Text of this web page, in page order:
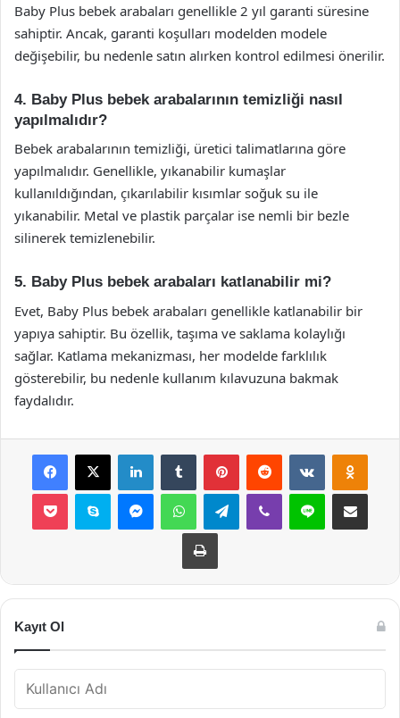
Baby Plus bebek arabaları genellikle 2 yıl garanti süresine
sahiptir. Ancak, garanti koşulları modelden modele
değişebilir, bu nedenle satın alırken kontrol edilmesi önerilir.
4. Baby Plus bebek arabalarının temizliği nasıl
yapılmalıdır?
Bebek arabalarının temizliği, üretici talimatlarına göre
yapılmalıdır. Genellikle, yıkanabilir kumaşlar
kullanıldığından, çıkarılabilir kısımlar soğuk su ile
yıkanabilir. Metal ve plastik parçalar ise nemli bir bezle
silinerek temizlenebilir.
5. Baby Plus bebek arabaları katlanabilir mi?
Evet, Baby Plus bebek arabaları genellikle katlanabilir bir
yapıya sahiptir. Bu özellik, taşıma ve saklama kolaylığı
sağlar. Katlama mekanizması, her modelde farklılık
gösterebilir, bu nedenle kullanım kılavuzuna bakmak
faydalıdır.
Facebook
X LinkedInTumblr PinterestReddit VKontakte
Pocket Skype MessengerWhatsAppTelegramViber Line E-Posta ile
Yazdır
Kayıt Ol